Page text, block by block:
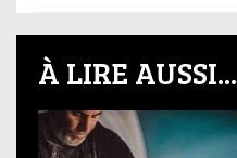
À LIRE AUSSI...